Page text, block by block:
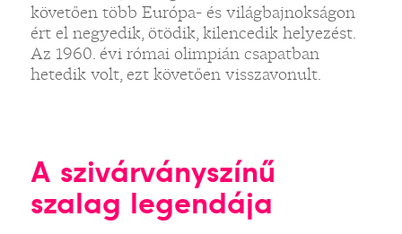
követően több Európa- és világbajnokságon
ért el negyedik, ötödik, kilencedik helyezést.
Az 1960. évi római olimpián csapatban
hetedik volt, ezt követően visszavonult.
A szivárványszínű
szalag legendája